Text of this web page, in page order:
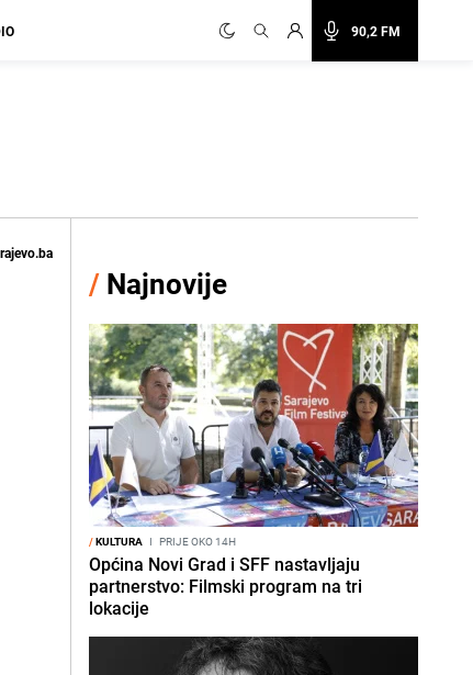
90,2 FM
/ Najnovije
/KULTURA I PRIJE OKO 14H
Općina Novi Grad i SFF nastavljaju
partnerstvo: Filmski program na tri
lokacije